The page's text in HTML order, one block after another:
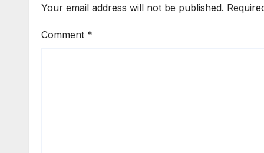
Your email address will not be published.
Comment *